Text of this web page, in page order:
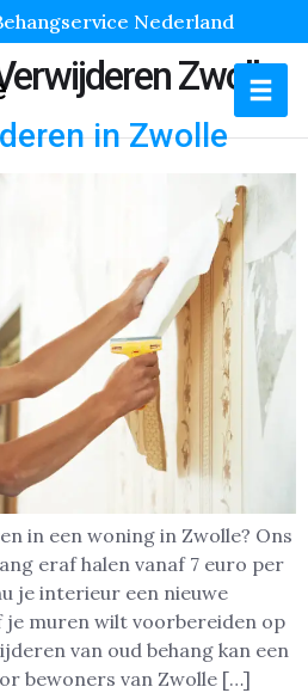
Nederland
Zwolle
in Zwolle
in een woning in Zwolle? Ons
eraf halen vanaf 7 euro per
je interieur een nieuwe
muren wilt voorbereiden op
van oud behang kan een
bewoners van Zwolle […]